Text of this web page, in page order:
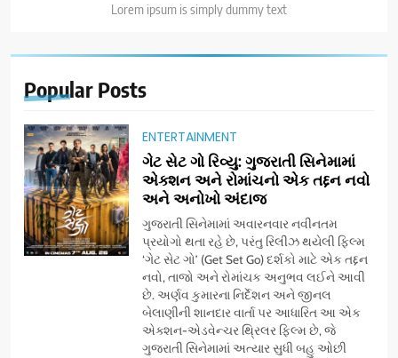
Lorem ipsum is simply dummy text
Popular Posts
ENTERTAINMENT
ગેટ સેટ ગો રિવ્યુ: ગુજરાતી સિનેમામાં
એક્શન અને રોમાંચનો એક તદ્દન નવો
અને અનોખો અંદાજ
ગુજરાતી સિનેમામાં અવારનવાર નવીનતમ
પ્રયોગો થતા રહે છે, પરંતુ રિલીઝ થયેલી ફિલ્મ
‘ગેટ સેટ ગો’ (Get Set Go) દર્શકો માટે એક તદ્દન
નવો, તાજો અને રોમાંચક અનુભવ લઈને આવી
છે. અર્ણવ કુમારના નિર્દેશન અને જીનલ
બેલાણીની શાનદાર વાર્તા પર આધારિત આ એક
એક્શન-એડવેન્ચર થ્રિલર ફિલ્મ છે, જે
ગુજરાતી સિનેમામાં અત્યાર સુધી બહુ ઓછી